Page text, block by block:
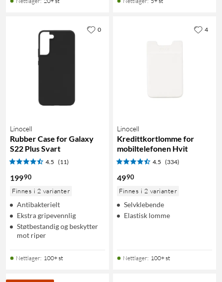
Linocell
Rubber Case for Galaxy
S22 Plus Svart
4.5 (11)
19990
Finnes i 2 varianter
Antibakterielt
Ekstra gripevennlig
Støtbestandig og beskytter
mot riper
Nettlager: 100+ st
0
Linocell
Kredittkortlomme for
mobiltelefonen Hvit
4.5 (334)
4990
Finnes i 2 varianter
Selvklebende
Elastisk lomme
Nettlager: 100+ st
4